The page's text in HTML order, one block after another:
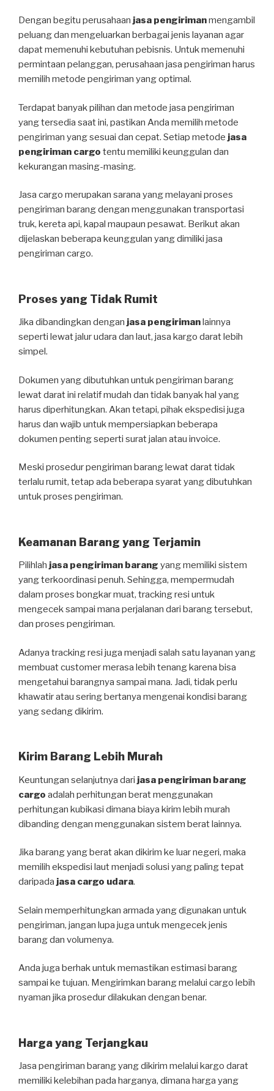
Dengan begitu perusahaan jasa pengirimanmengambil
peluang dan mengeluarkan berbagai jenis layanan agar
dapat memenuhi kebutuhan pebisnis. Untuk memenuhi
permintaan pelanggan, perusahaan jasa pengiriman harus
memilih metode pengiriman yang optimal.
Terdapat banyak pilihan dan metode jasa pengiriman
yang tersedia saat ini, pastikan Anda memilih metode
pengiriman yang sesuai dan cepat. Setiap metode jasa
pengiriman cargo tentu memiliki keunggulan dan
kekurangan masing-masing.
Jasa cargo merupakan sarana yang melayani proses
pengiriman barang dengan menggunakan transportasi
truk, kereta api, kapal maupaun pesawat. Berikut akan
dijelaskan beberapa keunggulan yang dimiliki jasa
pengiriman cargo.
Proses yang Tidak Rumit
Jika dibandingkan dengan jasa pengiriman lainnya
seperti lewat jalur udara dan laut, jasa kargo darat lebih
simpel.
Dokumen yang dibutuhkan untuk pengiriman barang
lewat darat ini relatif mudah dan tidak banyak hal yang
harus diperhitungkan. Akan tetapi, pihak ekspedisi juga
harus dan wajib untuk mempersiapkan beberapa
dokumen penting seperti surat jalan atau invoice.
Meski prosedur pengiriman barang lewat darat tidak
terlalu rumit, tetap ada beberapa syarat yang dibutuhkan
untuk proses pengiriman.
Keamanan Barang yang Terjamin
Pilihlah jasa pengiriman barang yang memiliki sistem
yang terkoordinasi penuh. Sehingga, mempermudah
dalam proses bongkar muat, tracking resi untuk
mengecek sampai mana perjalanan dari barang tersebut,
dan proses pengiriman.
Adanya tracking resi juga menjadi salah satu layanan yang
membuat customer merasa lebih tenang karena bisa
mengetahui barangnya sampai mana. Jadi, tidak perlu
khawatir atau sering bertanya mengenai kondisi barang
yang sedang dikirim.
Kirim Barang Lebih Murah
Keuntungan selanjutnya dari jasa pengiriman barang
cargo adalah perhitungan berat menggunakan
perhitungan kubikasi dimana biaya kirim lebih murah
dibanding dengan menggunakan sistem berat lainnya.
Jika barang yang berat akan dikirim ke luar negeri, maka
memilih ekspedisi laut menjadi solusi yang paling tepat
daripada jasa cargo udara.
Selain memperhitungkan armada yang digunakan untuk
pengiriman, jangan lupa juga untuk mengecek jenis
barang dan volumenya.
Anda juga berhak untuk memastikan estimasi barang
sampai ke tujuan. Mengirimkan barang melalui cargo lebih
nyaman jika prosedur dilakukan dengan benar.
Harga yang Terjangkau
Jasa pengiriman barang yang dikirim melalui kargo darat
memiliki kelebihan pada harganya, dimana harga yang